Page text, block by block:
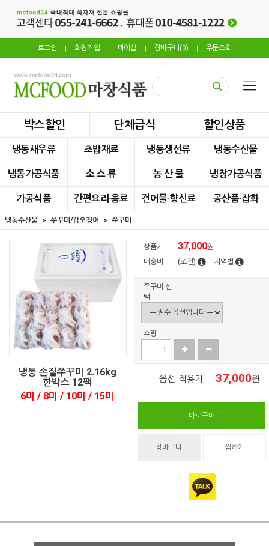
로그인 회원가입 마이샵 장바구니(0) 주문조회
박스할인 단체급식 할인상품
냉동새우류 초밥재료 냉동생선류 냉동수산물
냉동가공식품 소 스 류 농 산 물 냉장가공식품
가공식품 간편요리·음료 건어물·향신료 공산품·잡화
냉동수산물 쭈꾸미/갑오징어 쭈꾸미
냉동 손질쭈꾸미 2.16kg
한박스 12팩
6미 / 8미 / 10미 / 15미
상품가 37,000원
배송비
(조건) 지역별
쭈꾸미 선
택
수량
옵션 적용가 37,000원
바로구매
장바구니 찜하기